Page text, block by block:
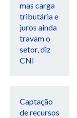
mas carga
tributária e
juros ainda
travam o
setor, diz
CNI
Captação
de recursos